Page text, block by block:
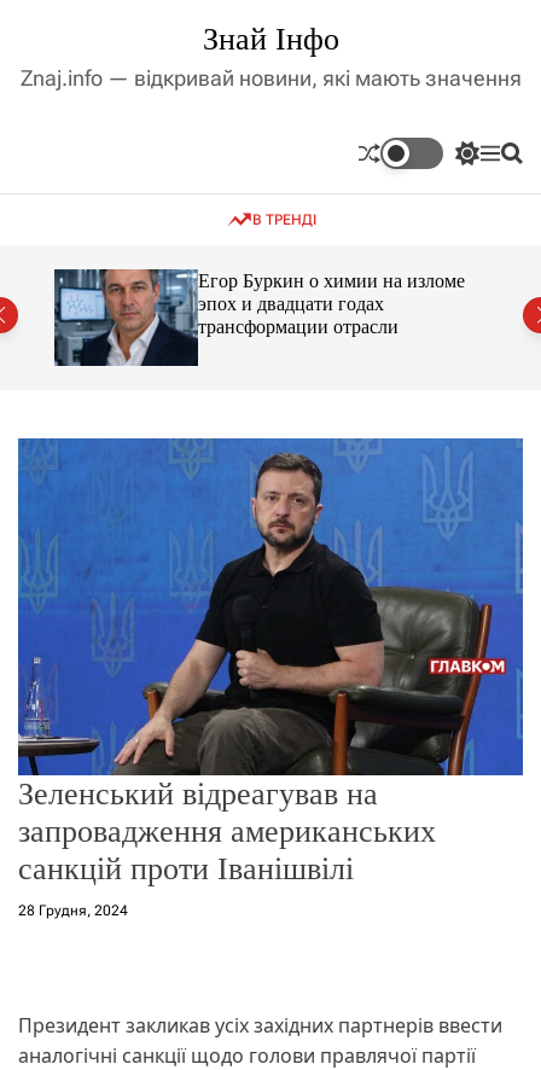
д
і
с
Знай Інфо
Znaj.info — відкривай новини, які мають значення
П
к
о
в
о
е
ж
и
м
у
М П
В ТРЕНДІ
Егор Буркин о химии на изломе
эпох и двадцати годах
трансформации отрасли
Зеленський відреагував на
запровадження американських
санкцій проти Іванішвілі
28 Грудня, 2024
Президент закликав усіх західних партнерів ввести
аналогічні санкції щодо голови правлячої партії